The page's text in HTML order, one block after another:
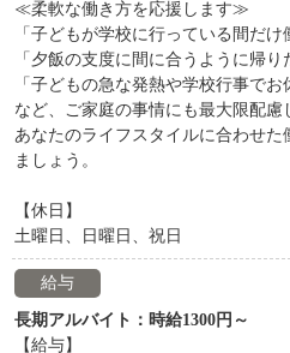
≪柔軟な働き方を応援します≫
「子どもが学校に行っている間だけ
「夕飯の支度に間に合うように帰り
「子どもの急な発熱や学校行事でお
など、ご家庭の事情にも最大限配慮
あなたのライフスタイルに合わせた
ましょう。
【休日】
土曜日、日曜日、祝日
給与
長期アルバイト：時給1300円～
【給与】